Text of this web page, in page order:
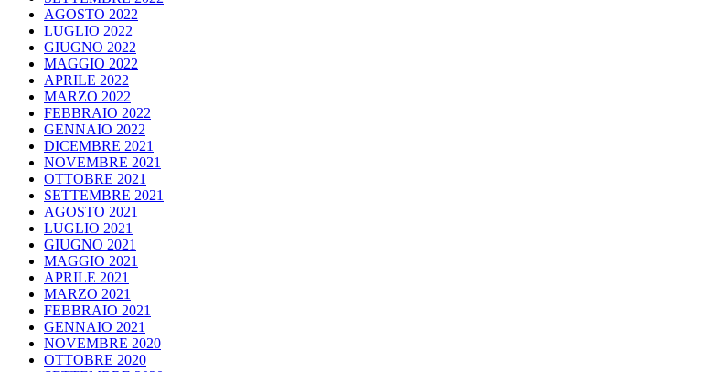
AGOSTO 2022
LUGLIO 2022
GIUGNO 2022
MAGGIO 2022
APRILE 2022
MARZO 2022
FEBBRAIO 2022
GENNAIO 2022
DICEMBRE 2021
NOVEMBRE 2021
OTTOBRE 2021
SETTEMBRE 2021
AGOSTO 2021
LUGLIO 2021
GIUGNO 2021
MAGGIO 2021
APRILE 2021
MARZO 2021
FEBBRAIO 2021
GENNAIO 2021
NOVEMBRE 2020
OTTOBRE 2020